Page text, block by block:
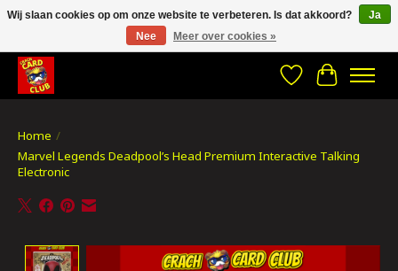
CRACH CARD CLUB , The best place to Geek out!
Verlanglijst
Home /
Marvel Legends Deadpool’s Head Premium Interactive Talking
Electronic
Product image slideshow Items
Wij slaan cookies op om onze website te verbeteren. Is dat akkoord?
Ja
Nee
Meer over cookies »